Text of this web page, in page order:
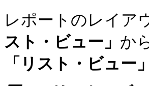
レポートのレイア
スト・ビュー」 か
「リスト・ビュー」